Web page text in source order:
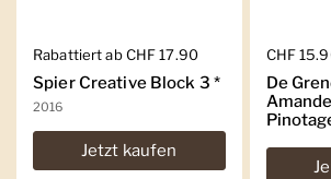
Regulärer Preis
Rabattiert ab CHF 17.90
Spier Creative Block 3 *
2016
Jetzt kaufen
CHF
De